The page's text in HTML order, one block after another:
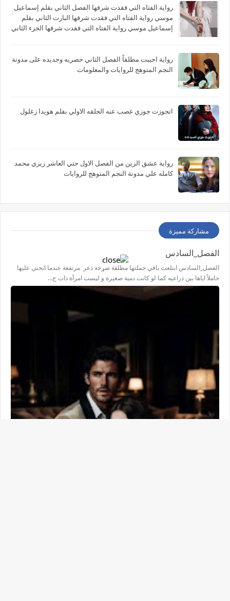
رواية الفتاه التي فقدت شرفها الفصل الثاني بقلم إسماعيل
موسي رواية الفتاه التي فقدت شرفها البارت الثاني بقلم
إسماعيل موسي رواية الفتاه التي فقدت شرفها الجزء الثاني
رواية احببت مطلقاً الفصل الثاني حصريه وجديده على مدونة
النجم المتوهج للروايات والمعلومات
اتجوزت جوزي غصب عنه الحلقه الاولي بقلم هويدا زغلول
رواية عشق الزين من الفصل الاول حتي العاشر زيزي محمد
كامله علي مدونة النجم المتوهج للروايات
مشاركة مميزة
الفصل_السادس
الفصل_السادس ابتلعت باقي جملتها مطلقة صړخة ذعر مرتفعة عندما انحني عليها
حاملاً اياها بين ذراعيه كما لو كانت دمية صغيرة و ليست امرأة ذات ج…